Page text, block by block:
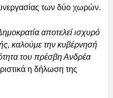
των δύο χωρών.
αποτελεί ισχυρό
καλούμε την κυβέρνησή
του πρέσβη Ανδρέα
η δήλωση της